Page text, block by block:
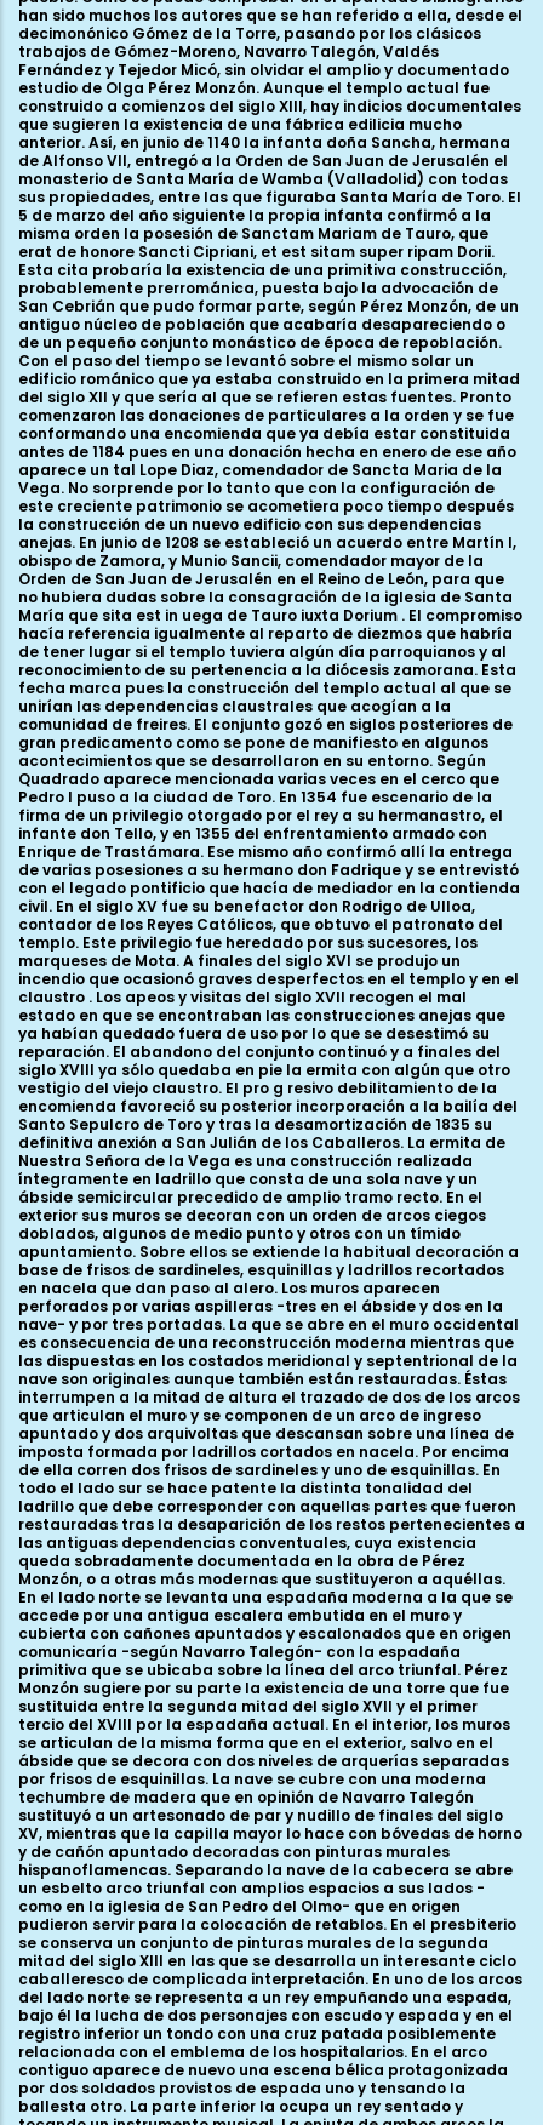
han sido muchos los autores que se han referido a ella, desde el
decimonónico Gómez de la Torre, pasando por los clásicos
trabajos de Gómez-Moreno, Navarro Talegón, Valdés
Fernández y Tejedor Micó, sin olvidar el amplio y documentado
estudio de Olga Pérez Monzón. Aunque el templo actual fue
construido a comienzos del siglo XIII, hay indicios documentales
que sugieren la existencia de una fábrica edilicia mucho
anterior. Así, en junio de 1140 la infanta doña Sancha, hermana
de Alfonso VII, entregó a la Orden de San Juan de Jerusalén el
monasterio de Santa María de Wamba (Valladolid) con todas
sus propiedades, entre las que figuraba Santa María de Toro. El
5 de marzo del año siguiente la propia infanta confirmó a la
misma orden la posesión de Sanctam Mariam de Tauro, que
erat de honore Sancti Cipriani, et est sitam super ripam Dorii.
Esta cita probaría la existencia de una primitiva construcción,
probablemente prerrománica, puesta bajo la advocación de
San Cebrián que pudo formar parte, según Pérez Monzón, de un
antiguo núcleo de población que acabaría desapareciendo o
de un pequeño conjunto monástico de época de repoblación.
Con el paso del tiempo se levantó sobre el mismo solar un
edificio románico que ya estaba construido en la primera mitad
del siglo XII y que sería al que se refieren estas fuentes. Pronto
comenzaron las donaciones de particulares a la orden y se fue
conformando una encomienda que ya debía estar constituida
antes de 1184 pues en una donación hecha en enero de ese año
aparece un tal Lope Diaz, comendador de Sancta Maria de la
Vega. No sorprende por lo tanto que con la configuración de
este creciente patrimonio se acometiera poco tiempo después
la construcción de un nuevo edificio con sus dependencias
anejas. En junio de 1208 se estableció un acuerdo entre Martín I,
obispo de Zamora, y Munio Sancii, comendador mayor de la
Orden de San Juan de Jerusalén en el Reino de León, para que
no hubiera dudas sobre la consagración de la iglesia de Santa
María que sita est in uega de Tauro iuxta Dorium . El compromiso
hacía referencia igualmente al reparto de diezmos que habría
de tener lugar si el templo tuviera algún día parroquianos y al
reconocimiento de su pertenencia a la diócesis zamorana. Esta
fecha marca pues la construcción del templo actual al que se
unirían las dependencias claustrales que acogían a la
comunidad de freires. El conjunto gozó en siglos posteriores de
gran predicamento como se pone de manifiesto en algunos
acontecimientos que se desarrollaron en su entorno. Según
Quadrado aparece mencionada varias veces en el cerco que
Pedro I puso a la ciudad de Toro. En 1354 fue escenario de la
firma de un privilegio otorgado por el rey a su hermanastro, el
infante don Tello, y en 1355 del enfrentamiento armado con
Enrique de Trastámara. Ese mismo año confirmó allí la entrega
de varias posesiones a su hermano don Fadrique y se entrevistó
con el legado pontificio que hacía de mediador en la contienda
civil. En el siglo XV fue su benefactor don Rodrigo de Ulloa,
contador de los Reyes Católicos, que obtuvo el patronato del
templo. Este privilegio fue heredado por sus sucesores, los
marqueses de Mota. A finales del siglo XVI se produjo un
incendio que ocasionó graves desperfectos en el templo y en el
claustro . Los apeos y visitas del siglo XVII recogen el mal
estado en que se encontraban las construcciones anejas que
ya habían quedado fuera de uso por lo que se desestimó su
reparación. El abandono del conjunto continuó y a finales del
siglo XVIII ya sólo quedaba en pie la ermita con algún que otro
vestigio del viejo claustro. El pro g resivo debilitamiento de la
encomienda favoreció su posterior incorporación a la bailía del
Santo Sepulcro de Toro y tras la desamortización de 1835 su
definitiva anexión a San Julián de los Caballeros. La ermita de
Nuestra Señora de la Vega es una construcción realizada
íntegramente en ladrillo que consta de una sola nave y un
ábside semicircular precedido de amplio tramo recto. En el
exterior sus muros se decoran con un orden de arcos ciegos
doblados, algunos de medio punto y otros con un tímido
apuntamiento. Sobre ellos se extiende la habitual decoración a
base de frisos de sardineles, esquinillas y ladrillos recortados
en nacela que dan paso al alero. Los muros aparecen
perforados por varias aspilleras -tres en el ábside y dos en la
nave- y por tres portadas. La que se abre en el muro occidental
es consecuencia de una reconstrucción moderna mientras que
las dispuestas en los costados meridional y septentrional de la
nave son originales aunque también están restauradas. Éstas
interrumpen a la mitad de altura el trazado de dos de los arcos
que articulan el muro y se componen de un arco de ingreso
apuntado y dos arquivoltas que descansan sobre una línea de
imposta formada por ladrillos cortados en nacela. Por encima
de ella corren dos frisos de sardineles y uno de esquinillas. En
todo el lado sur se hace patente la distinta tonalidad del
ladrillo que debe corresponder con aquellas partes que fueron
restauradas tras la desaparición de los restos pertenecientes a
las antiguas dependencias conventuales, cuya existencia
queda sobradamente documentada en la obra de Pérez
Monzón, o a otras más modernas que sustituyeron a aquéllas.
En el lado norte se levanta una espadaña moderna a la que se
accede por una antigua escalera embutida en el muro y
cubierta con cañones apuntados y escalonados que en origen
comunicaría -según Navarro Talegón- con la espadaña
primitiva que se ubicaba sobre la línea del arco triunfal. Pérez
Monzón sugiere por su parte la existencia de una torre que fue
sustituida entre la segunda mitad del siglo XVII y el primer
tercio del XVIII por la espadaña actual. En el interior, los muros
se articulan de la misma forma que en el exterior, salvo en el
ábside que se decora con dos niveles de arquerías separadas
por frisos de esquinillas. La nave se cubre con una moderna
techumbre de madera que en opinión de Navarro Talegón
sustituyó a un artesonado de par y nudillo de finales del siglo
XV, mientras que la capilla mayor lo hace con bóvedas de horno
y de cañón apuntado decoradas con pinturas murales
hispanoflamencas. Separando la nave de la cabecera se abre
un esbelto arco triunfal con amplios espacios a sus lados -
como en la iglesia de San Pedro del Olmo- que en origen
pudieron servir para la colocación de retablos. En el presbiterio
se conserva un conjunto de pinturas murales de la segunda
mitad del siglo XIII en las que se desarrolla un interesante ciclo
caballeresco de complicada interpretación. En uno de los arcos
del lado norte se representa a un rey empuñando una espada,
bajo él la lucha de dos personajes con escudo y espada y en el
registro inferior un tondo con una cruz patada posiblemente
relacionada con el emblema de los hospitalarios. En el arco
contiguo aparece de nuevo una escena bélica protagonizada
por dos soldados provistos de espada uno y tensando la
ballesta otro. La parte inferior la ocupa un rey sentado y